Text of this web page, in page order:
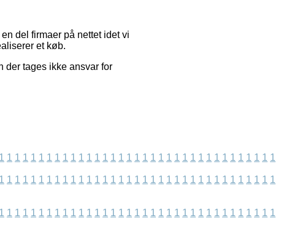
del firmaer på nettet idet vi
et køb.
der tages ikke ansvar for
1 1 1 1 1 1 1 1 1 1 1 1 1 1 1 1 1 1 1 1 1 1 1 1 1 1 1 1 1 1 1 1 1 1 1
1 1 1 1 1 1 1 1 1 1 1 1 1 1 1 1 1 1 1 1 1 1 1 1 1 1 1 1 1 1 1 1 1 1 1
1 1 1 1 1 1 1 1 1 1 1 1 1 1 1 1 1 1 1 1 1 1 1 1 1 1 1 1 1 1 1 1 1 1 1